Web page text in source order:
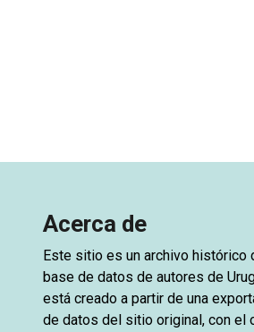
Acerca de
Este sitio es un archivo histórico
base de datos de autores de
está creado a partir de una
de datos del sitio original, con el